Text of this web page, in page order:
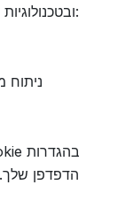
אנו משתמשים בקובצי Cookie ובטכנולוגיות דומות עבור:
ניתוח
הדפדפן